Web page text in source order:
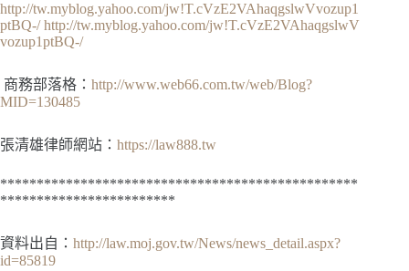
http://tw.myblog.yahoo.com/jw!T.cVzE2VAhaqgslwVvozup1
ptBQ-/ http://tw.myblog.yahoo.com/jw!T.cVzE2VAhaqgslwV
vozup1ptBQ-/
商務部落格： http://www.web66.com.tw/web/Blog?
MID=130485
張清雄律師網站： https://law888.tw
*************************************************
************************
資料出自： http://law.moj.gov.tw/News/news_detail.aspx?
id=85819